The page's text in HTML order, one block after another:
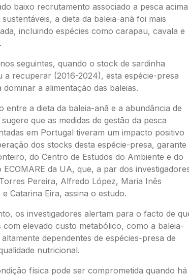
baixo recrutamento associado a pesca acima
a dieta da baleia-anã foi mais
incluindo espécies como carapau, cavala e
seguintes, quando o stock de sardinha
a recuperar (2016-2024), esta espécie-presa
dominar a alimentação das baleias.
entre a dieta da baleia-anã e a abundância de
que as medidas de gestão da pesca
em Portugal tiveram um impacto positivo
dos stocks desta espécie-presa, garante
do Centro de Estudos do Ambiente e do
ECOMARE da UA, que, a par dos
Pereira, Alfredo López, Maria Inês
e Catarina Eira, assina o estudo.
os investigadores alertam para o facto de
com elevado custo metabólico, como a baleia-
dependentes de espécies-presa de
nutricional.
física pode ser comprometida quando há